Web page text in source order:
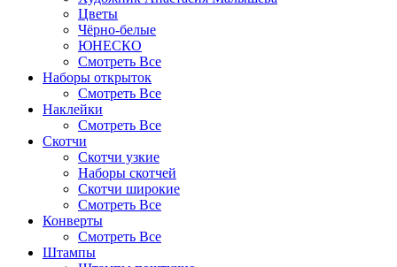
Цветы
Чёрно-белые
ЮНЕСКО
Смотреть Все
Наборы открыток
Смотреть Все
Наклейки
Смотреть Все
Скотчи
Скотчи узкие
Наборы скотчей
Скотчи широкие
Смотреть Все
Конверты
Смотреть Все
Штампы